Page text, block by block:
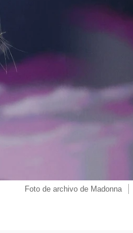
Foto de archivo de Madonna